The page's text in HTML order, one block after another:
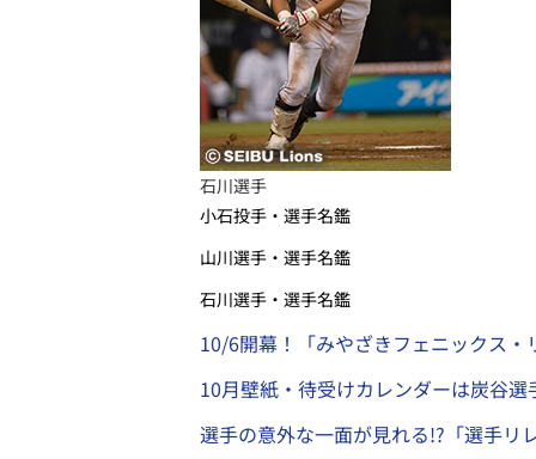
石川選手
小石投手・選手名鑑
山川選手・選手名鑑
石川選手・選手名鑑
10/6開幕！「みやざきフェニックス・
10月壁紙・待受けカレンダーは炭谷選
選手の意外な一面が見れる!?「選手リ